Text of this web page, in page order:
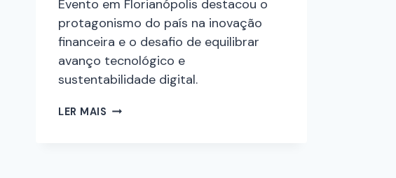
Evento em Florianópolis destacou o
protagonismo do país na inovação
financeira e o desafio de equilibrar
avanço tecnológico e
sustentabilidade digital.
LER MAIS